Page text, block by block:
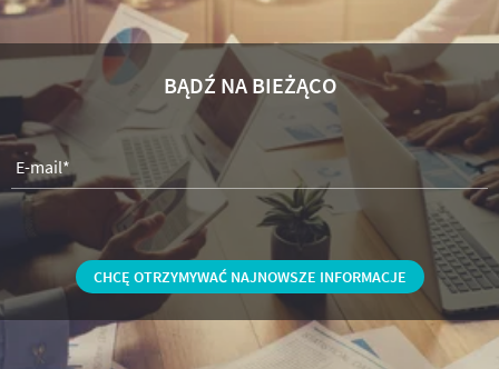
BĄDŹ NA BIEŻĄCO
E-mail*
Telefon komórkowy